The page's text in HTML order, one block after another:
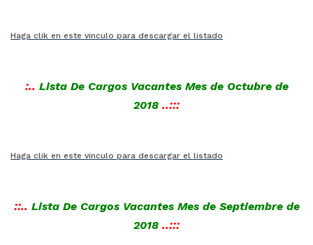
Haga clik en este vinculo para descargar el listado
:.. Lista De Cargos Vacantes Mes de Octubre de
2018 ..:::
Haga clik en este vinculo para descargar el listado
::.. Lista De Cargos Vacantes Mes de Septiembre de
2018 ..:::